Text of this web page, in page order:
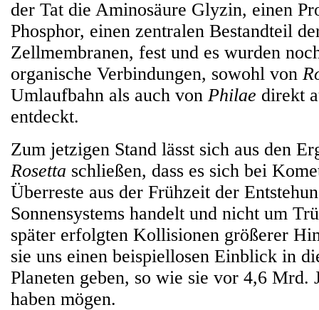
der Tat die Aminosäure Glyzin, einen
Phosphor, einen zentralen Bestandteil
Zellmembranen, fest und es wurden
organische Verbindungen, sowohl von
Umlaufbahn als auch von Philae direkt
entdeckt.
Zum jetzigen Stand lässt sich aus den
Rosetta schließen, dass es sich bei
Überreste aus der Frühzeit der
Sonnensystems handelt und nicht um
später erfolgten Kollisionen größerer
sie uns einen beispiellosen Einblick in
Planeten geben, so wie sie vor 4,6 Mrd.
haben mögen.